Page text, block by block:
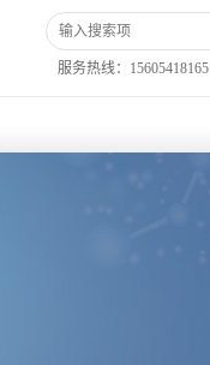
服务热线： 15605418165